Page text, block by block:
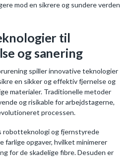
mod en sikrere og sundere verden
til
og sanering
spiller innovative teknologier
en sikker og effektiv fjernelse og
materialer. Traditionelle metoder
og risikable for arbejdstagerne,
processen.
robotteknologi og fjernstyrede
farlige opgaver, hvilket minimerer
for de skadelige fibre. Desuden er